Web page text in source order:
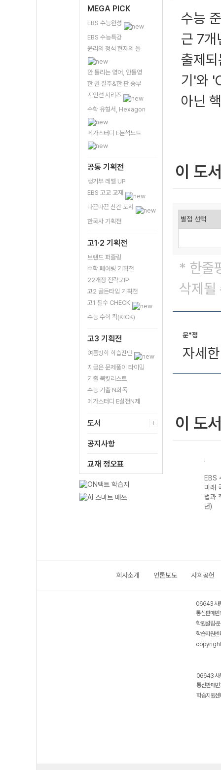
MEGA PICK
EBS 수능완성
EBS 수능특강
윤리의 정석 현자의 돌
안 틀리는 영어, 안틀영
한 권 질주&한 판 승부
지인선 시리즈
수학 유형서, Hexagon
메가스터디 E분석노트
공통 기획전
생기부 레벨 UP
EBS 고교 교재
따끈따끈 신간 도서
한국사 기획전
고1·2 기획전
브랜드 퍼즐링
수학 페어링 기획전
22개정 전략.ZIP
고2 골든타임 기획전
고1 필수 CHECK
수능 수학 킥(KICK)
고3 기획전
여름방학 학습진단
지금은 문제풀이 타이밍
기출 북킷리스트
수능 기출 N회독
메가스터디 E실전N제
도서
공지사항
교재 정오표
수능
근 7개
출제
기'와
아닌
이 도
* 한줄
삭제될
문*정
자세
이 도
미래 수학영역 미
적분 (2026년)
EBS
미래
법과
년)
회사소개 언론보도 사회공헌
06643 서
통신판매
학원설립·
학습지원
06643 서
통신판매
학습지원